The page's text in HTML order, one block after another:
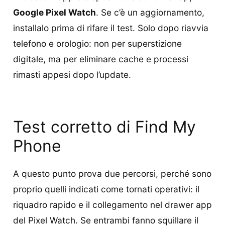
Google Pixel Watch. Se c’è un aggiornamento,
installalo prima di rifare il test. Solo dopo riavvia
telefono e orologio: non per superstizione
digitale, ma per eliminare cache e processi
rimasti appesi dopo l’update.
Test corretto di Find My
Phone
A questo punto prova due percorsi, perché sono
proprio quelli indicati come tornati operativi: il
riquadro rapido e il collegamento nel drawer app
del Pixel Watch. Se entrambi fanno squillare il